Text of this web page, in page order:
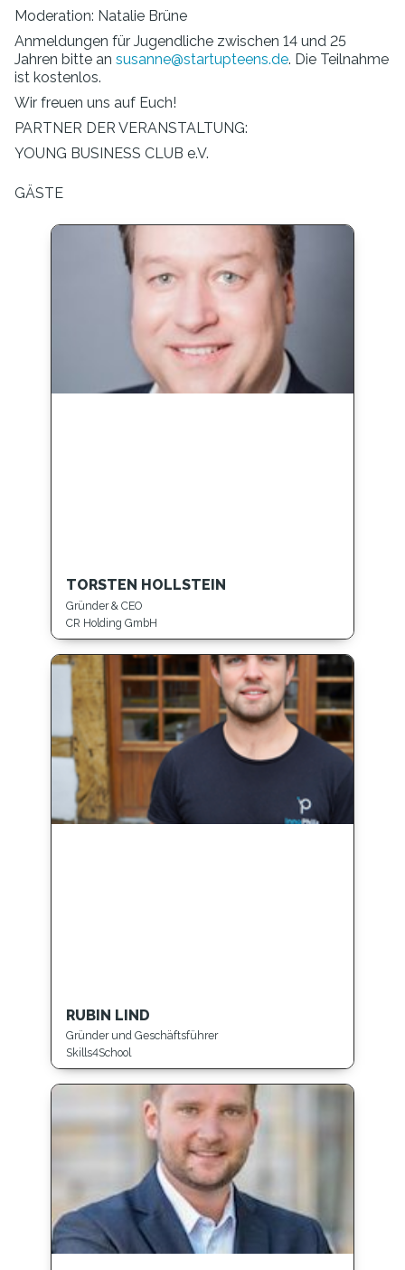
Moderation: Natalie Brüne
Anmeldungen für Jugendliche zwischen 14 und 25
Jahren bitte an susanne@startupteens.de. Die Teilnahme
ist kostenlos.
Wir freuen uns auf Euch!
PARTNER DER VERANSTALTUNG:
YOUNG BUSINESS CLUB e.V.
GÄSTE
TORSTEN HOLLSTEIN
Gründer & CEO
CR Holding GmbH
RUBIN LIND
Gründer und Geschäftsführer
Skills4School